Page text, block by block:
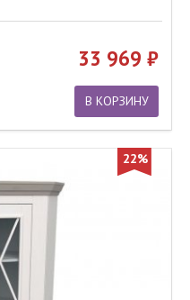
33 969
В КОРЗИНУ
22%